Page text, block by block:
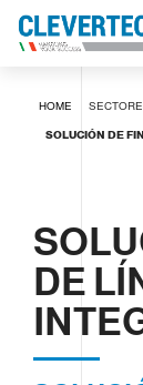
HOME
SOLUCIÓN DE
DE